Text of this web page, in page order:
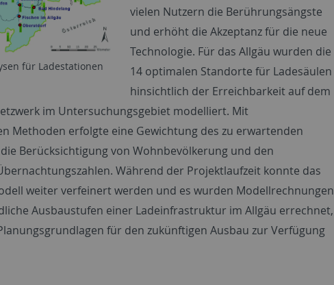
für Ladestationen
vielen Nutzern die Berührungsängste
und erhöht die Akzeptanz für die neue
Technologie. Für das Allgäu wurden die
14 optimalen Standorte für Ladesäulen
hinsichtlich der Erreichbarkeit auf dem
im Untersuchungsgebiet modelliert. Mit
Methoden erfolgte eine Gewichtung des zu erwartenden
Berücksichtigung von Wohnbevölkerung und den
Während der Projektlaufzeit konnte das
weiter verfeinert werden und es wurden Modellrechnungen
Ausbaustufen einer Ladeinfrastruktur im Allgäu errechnet,
für den zukünftigen Ausbau zur Verfügung